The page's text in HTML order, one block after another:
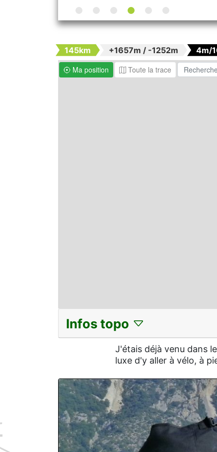
145km +1657m / -1252m
4m/
Ma position
Toute la trace
Infos topo
J'étais déjà venu dans
luxe d'y aller à vélo, à